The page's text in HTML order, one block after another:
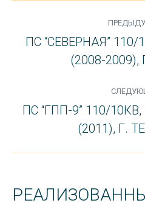
NAVIGATION
ПС “СЕВЕРНАЯ” 110/
(2008-
ПС “ГПП-9” 110/10КВ,
(2011), Г.